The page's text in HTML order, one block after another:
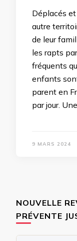
Déplacés
autre
de leur
les rapts
fréquents
enfants
parent en
par jour.
9 MARS 2024
NOUVELLE
PRÉVENTE